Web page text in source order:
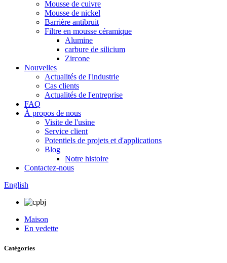
Mousse de cuivre
Mousse de nickel
Barrière antibruit
Filtre en mousse céramique
Alumine
carbure de silicium
Zircone
Nouvelles
Actualités de l'industrie
Cas clients
Actualités de l'entreprise
FAQ
À propos de nous
Visite de l'usine
Service client
Potentiels de projets et d'applications
Blog
Notre histoire
Contactez-nous
English
Maison
En vedette
Catégories